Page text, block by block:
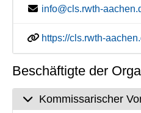
info@cls.rwth-
https://cls.rwth-
Beschäftigte der
Kommissarischer